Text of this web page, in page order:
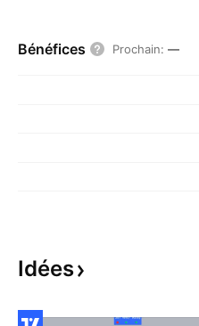
Bénéfices Prochain: —
Idées